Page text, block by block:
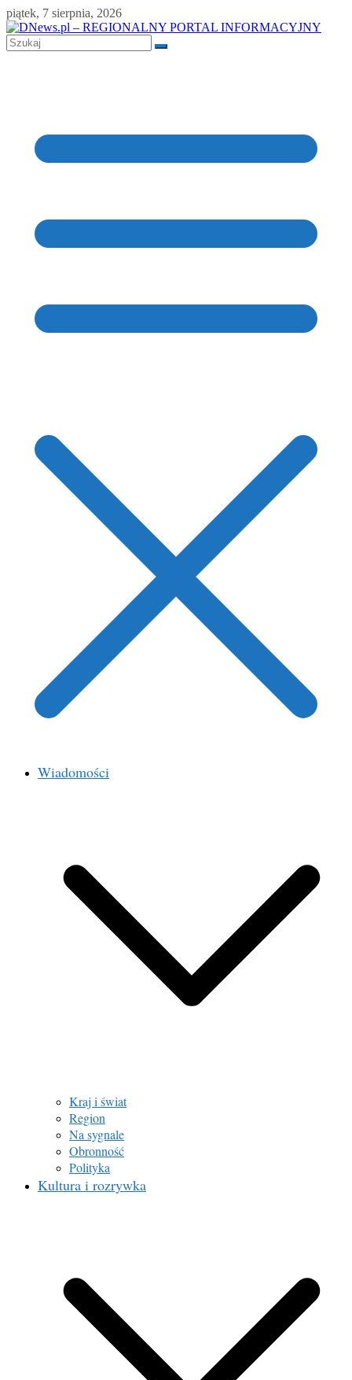
Skip
to
content
piątek, 7 sierpnia, 2026
Wiadomości
Kraj i świat
Region
Na sygnale
Obronność
Polityka
Kultura i rozrywka